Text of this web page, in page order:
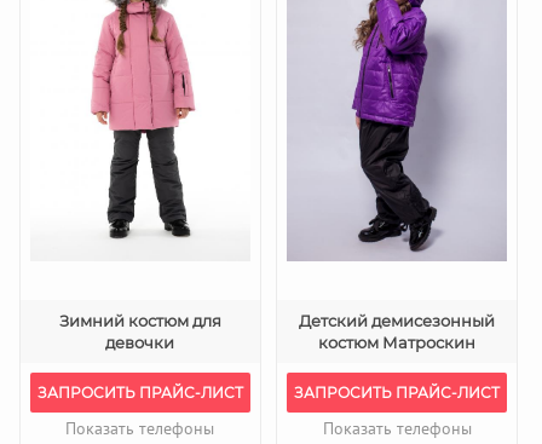
Зимний костюм для
девочки
ЗАПРОСИТЬ ПРАЙС-ЛИСТ
Показать телефоны
Детский демисезонный
костюм Матроскин
ЗАПРОСИТЬ ПРАЙС-ЛИСТ
Показать телефоны